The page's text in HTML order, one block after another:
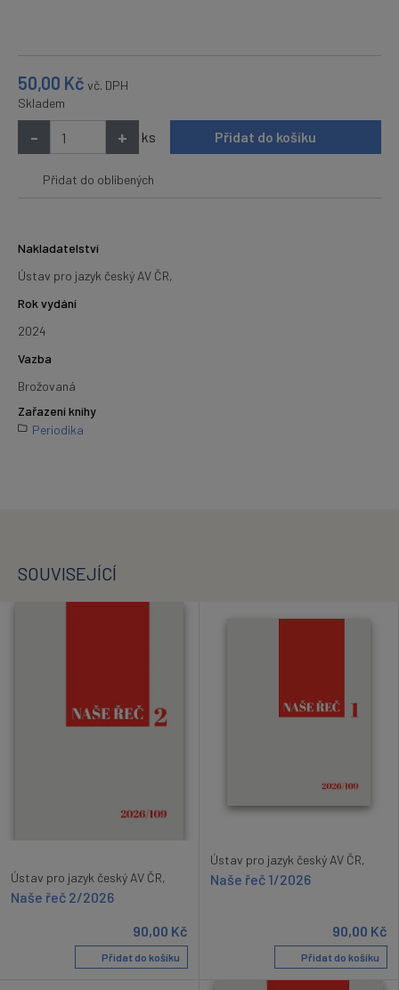
50,00 Kč vč. DPH
Skladem
- + ks Přidat do košíku
Přidat do oblíbených
Nakladatelství
Ústav pro jazyk český AV ČR,
Rok vydání
2024
Vazba
Brožovaná
Zařazení knihy
Periodika
SOUVISEJÍCÍ
Ústav pro jazyk český AV ČR,
Naše řeč 2/2026
90,00 Kč
Přidat do košíku
Ústav pro jazyk český AV ČR,
Naše řeč 1/2026
90,00 Kč
Přidat do košíku